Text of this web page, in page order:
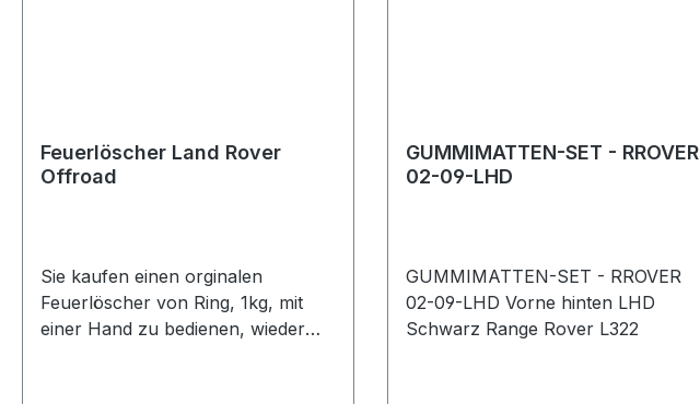
Feuerlöscher Land Rover
Offroad
Sie kaufen einen orginalen
Feuerlöscher von Ring, 1kg, mit
einer Hand zu bedienen, wieder
GUMMIMATTEN-SET - RROVER
02-09-LHD
GUMMIMATTEN-SET - RROVER
02-09-LHD Vorne hinten LHD
Schwarz Range Rover L322